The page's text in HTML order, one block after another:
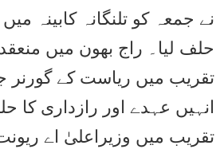
نے جمعہ کو تلنگانہ کابینہ
حلف لیا۔ راج بھون میں
تقریب میں ریاست کے گورنر
انہیں عہدے اور رازداری کا
تقریب میں وزیراعلیٰ اے